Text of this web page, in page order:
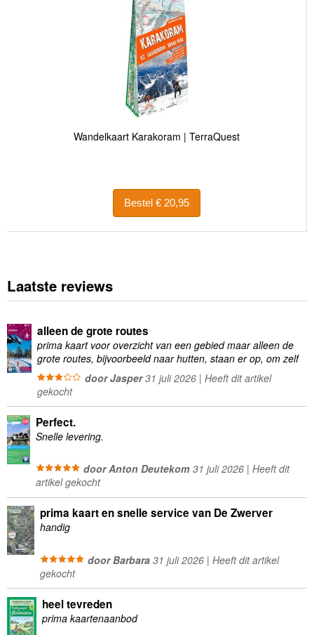
Wandelkaart Karakoram | TerraQuest
Bestel € 20,95
Laatste reviews
alleen de grote routes
prima kaart voor overzicht van een gebied maar alleen de
grote routes, bijvoorbeeld naar hutten, staan er op, om zelf
wandelingen te plannen minder geschikt
door Jasper31 juli 2026 | Heeft dit artikel
gekocht
Perfect.
Snelle levering.
door Anton Deutekom31 juli 2026 | Heeft dit
artikel gekocht
prima kaart en snelle service van De Zwerver
handig
door Barbara31 juli 2026 | Heeft dit artikel
gekocht
heel tevreden
prima kaartenaanbod